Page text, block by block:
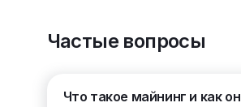
Частые вопросы
Что такое майнинг и как он